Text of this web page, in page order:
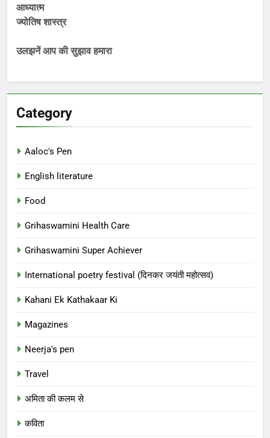
आध्यात्म
ज्योतिष शास्त्र
उलझनें आप की सुझाव हमारा
Category
Aaloc's Pen
English literature
Food
Grihaswamini Health Care
Grihaswamini Super Achiever
International poetry festival (दिनकर जयंती महोत्सव)
Kahani Ek Kathakaar Ki
Magazines
Neerja's pen
Travel
अमिता की कलम से
कविता